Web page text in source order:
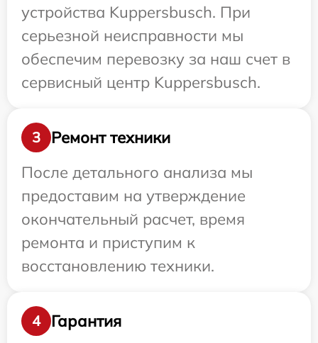
устройства Kuppersbusch. При
серьезной неисправности мы
обеспечим перевозку за наш счет в
сервисный центр Kuppersbusch.
3
Ремонт техники
После детального анализа мы
предоставим на утверждение
окончательный расчет, время
ремонта и приступим к
восстановлению техники.
4
Гарантия